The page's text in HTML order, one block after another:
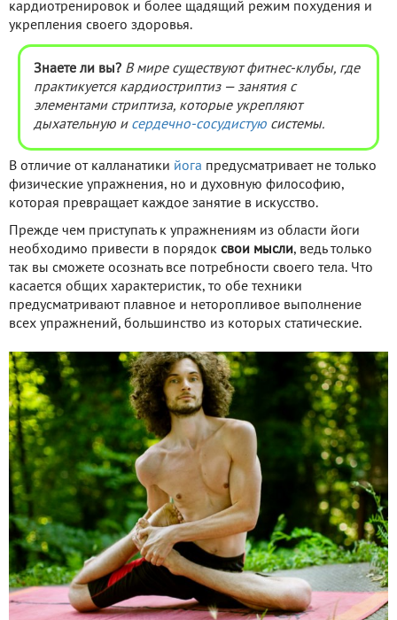
кардиотренировок и более щадящий режим похудения и
укрепления своего здоровья.
Знаете ли вы? В мире существуют фитнес-клубы, где
практикуется кардиостриптиз — занятия с
элементами стриптиза, которые укрепляют
дыхательную и сердечно-сосудистую системы.
В отличие от калланатики йога предусматривает не только
физические упражнения, но и духовную философию,
которая превращает каждое занятие в искусство.
Прежде чем приступать к упражнениям из области йоги
необходимо привести в порядок свои мысли, ведь только
так вы сможете осознать все потребности своего тела. Что
касается общих характеристик, то обе техники
предусматривают плавное и неторопливое выполнение
всех упражнений, большинство из которых статические.